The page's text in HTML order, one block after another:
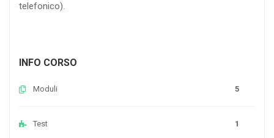
telefonico).
INFO CORSO
Moduli 5
Test 1